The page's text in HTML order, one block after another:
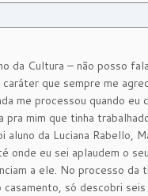
da Cultura – não posso
que sempre me
me processou quando
mim que tinha
da Luciana Rabello,
onde eu sei aplaudem o
a ele. No processo da
casamento, só descobri